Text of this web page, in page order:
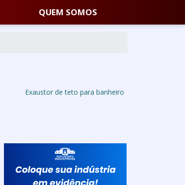
QUEM SOMOS
Exaustor de teto para banheiro